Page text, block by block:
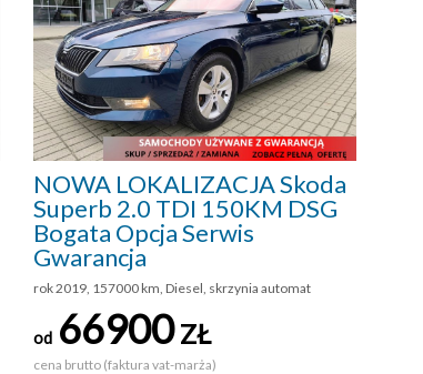
NOWA LOKALIZACJA Skoda
Superb 2.0 TDI 150KM DSG
Bogata Opcja Serwis
Gwarancja
rok 2019, 157000 km, Diesel, skrzynia automat
od 66900ZŁ
cena brutto (faktura vat-marża)